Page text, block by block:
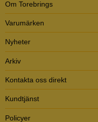
Om Torebrings
Varumärken
Nyheter
Arkiv
Kontakta oss direkt
Kundtjänst
Policyer